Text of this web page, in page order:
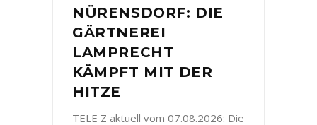
NÜRENSDORF: DIE
GÄRTNEREI
LAMPRECHT
KÄMPFT MIT DER
HITZE
TELE Z aktuell vom 07.08.2026: Die